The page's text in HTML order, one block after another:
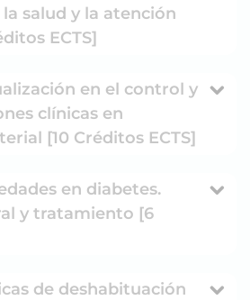
salud y la atención
ECTS]
en el control y
clínicas en
[10 Créditos ECTS]
en diabetes.
y tratamiento [6
de deshabituación